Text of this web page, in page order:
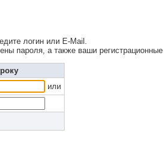
логин или E-Mail.
пароля, а также ваши
или